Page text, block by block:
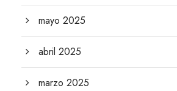
mayo 2025
abril 2025
marzo 2025